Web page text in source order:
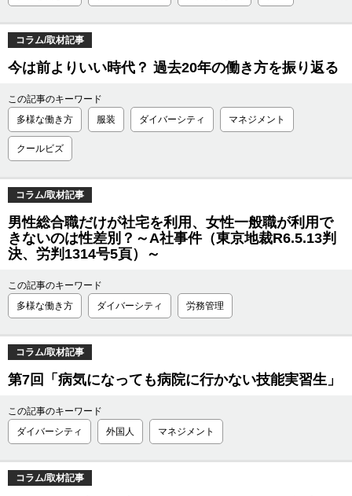
コラム/取材記事
今は前よりいい時代？ 過去20年の働き方を振り返る
この記事のキーワード
多様な働き方
服装 ダイバーシティ マネジメント
クールビズ
コラム/取材記事
男性総合職だけが社宅を利用、女性一般職が利用で
きないのは性差別？～A社事件（東京地裁R6.5.13判
決、労判1314号5頁）～
この記事のキーワード
多様な働き方
ダイバーシティ 労務管理
コラム/取材記事
第7回「病気になっても病院に行かない技能実習生」
この記事のキーワード
ダイバーシティ
外国人 マネジメント
コラム/取材記事